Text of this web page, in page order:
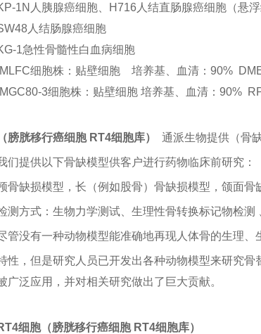
1N人胰腺癌细胞、
H716人结直肠腺癌细胞（悬浮
人结肠腺癌细胞
1急性骨髓性白血病细胞
细胞株：贴壁细胞 培养基、血清：90%
3细胞株：贴壁细胞 培养基、血清：90%
（膀胱移行癌细胞 RT4细胞库） 通派生物提供（骨
们提供以下骨缺模型供客户进行药物临床前研究：
骨缺损模型，长（例如股骨）骨缺损模型，颌面骨
测方式：生物力学测试、生理性骨转换标记物检测
管没有一种动物模型能准确地再现人体骨的生理、
性，但是研究人员已开发出各种动物模型来研究
广泛应用，并对相关研究做出了巨大贡献。
细胞（膀胱移行癌细胞 RT4细胞库）